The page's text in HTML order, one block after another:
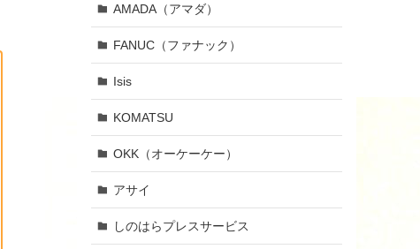
AMADA（アマダ）
FANUC（ファナック）
Isis
KOMATSU
OKK（オーケーケー）
アサイ
しのはらプレスサービス